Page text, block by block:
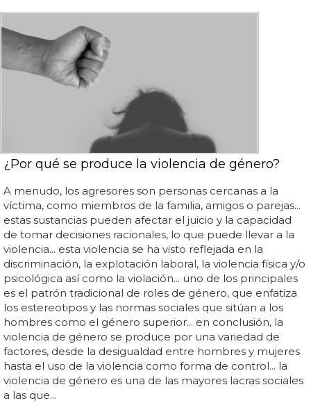
¿Por qué se produce la violencia de género?
A menudo, los agresores son personas cercanas a la
víctima, como miembros de la familia, amigos o parejas...
estas sustancias pueden afectar el juicio y la capacidad
de tomar decisiones racionales, lo que puede llevar a la
violencia... esta violencia se ha visto reflejada en la
discriminación, la explotación laboral, la violencia física y/o
psicológica así como la violación... uno de los principales
es el patrón tradicional de roles de género, que enfatiza
los estereotipos y las normas sociales que sitúan a los
hombres como el género superior... en conclusión, la
violencia de género se produce por una variedad de
factores, desde la desigualdad entre hombres y mujeres
hasta el uso de la violencia como forma de control... la
violencia de género es una de las mayores lacras sociales
a las que...